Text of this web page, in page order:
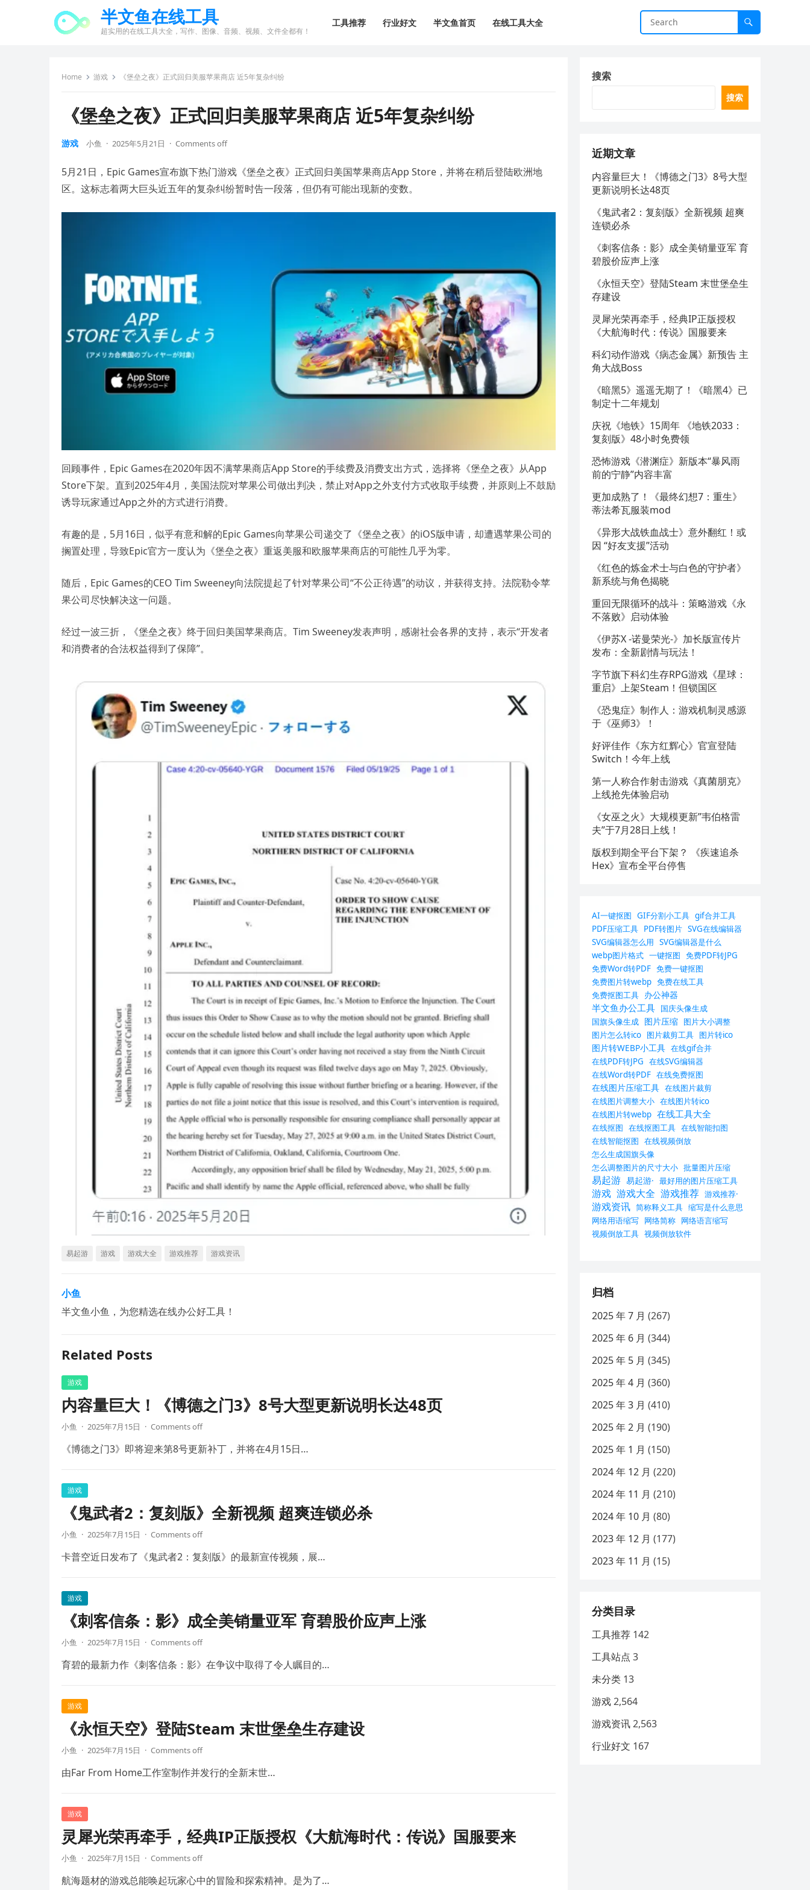
半文鱼在线工具
超实用的在线工具大全，写作、图像、音频、视频、文件全都有！
工具推荐 行业好文 半文鱼首页 在线工具大全
Home 游戏 《堡垒之夜》正式回归美服苹果商店 近5年复杂纠纷
《堡垒之夜》正式回归美服苹果商店 近5年复杂纠纷
游戏 小鱼 · 2025年5月21日 · Comments off
5月21日，Epic Games宣布旗下热门游戏《堡垒之夜》正式回归美国苹果商店App Store，并将在稍后登陆欧洲地
区。这标志着两大巨头近五年的复杂纠纷暂时告一段落，但仍有可能出现新的变数。
回顾事件，Epic Games在2020年因不满苹果商店App Store的手续费及消费支出方式，选择将《堡垒之夜》从App
Store下架。直到2025年4月，美国法院对苹果公司做出判决，禁止对App之外支付方式收取手续费，并原则上不鼓励
诱导玩家通过App之外的方式进行消费。
有趣的是，5月16日，似乎有意和解的Epic Games向苹果公司递交了《堡垒之夜》的iOS版申请，却遭遇苹果公司的
搁置处理，导致Epic官方一度认为《堡垒之夜》重返美服和欧服苹果商店的可能性几乎为零。
随后，Epic Games的CEO Tim Sweeney向法院提起了针对苹果公司“不公正待遇”的动议，并获得支持。法院勒令苹
果公司尽快解决这一问题。
经过一波三折，《堡垒之夜》终于回归美国苹果商店。Tim Sweeney发表声明，感谢社会各界的支持，表示“开发者
和消费者的合法权益得到了保障”。
易起游 游戏 游戏大全 游戏推荐 游戏资讯
小鱼
半文鱼小鱼，为您精选在线办公好工具！
Related Posts
游戏
内容量巨大！《博德之门3》8号大型更新说明长达48页
小鱼 · 2025年7月15日 · Comments off
《博德之门3》即将迎来第8号更新补丁，并将在4月15日…
游戏
《鬼武者2：复刻版》全新视频 超爽连锁必杀
小鱼 · 2025年7月15日 · Comments off
卡普空近日发布了《鬼武者2：复刻版》的最新宣传视频，展…
游戏
《刺客信条：影》成全美销量亚军 育碧股价应声上涨
小鱼 · 2025年7月15日 · Comments off
育碧的最新力作《刺客信条：影》在争议中取得了令人瞩目的…
游戏
《永恒天空》登陆Steam 末世堡垒生存建设
小鱼 · 2025年7月15日 · Comments off
由Far From Home工作室制作并发行的全新末世…
游戏
灵犀光荣再牵手，经典IP正版授权《大航海时代：传说》国服要来
小鱼 · 2025年7月15日 · Comments off
航海题材的游戏总能唤起玩家心中的冒险和探索精神。是为了…
搜索
搜索
近期文章
内容量巨大！《博德之门3》8号大型
更新说明长达48页
《鬼武者2：复刻版》全新视频 超爽
连锁必杀
《刺客信条：影》成全美销量亚军 育
碧股价应声上涨
《永恒天空》登陆Steam 末世堡垒生
存建设
灵犀光荣再牵手，经典IP正版授权
《大航海时代：传说》国服要来
科幻动作游戏《病态金属》新预告 主
角大战Boss
《暗黑5》遥遥无期了！《暗黑4》已
制定十二年规划
庆祝《地铁》15周年 《地铁2033：
复刻版》48小时免费领
恐怖游戏《潜渊症》新版本“暴风雨
前的宁静”内容丰富
更加成熟了！《最终幻想7：重生》
蒂法希瓦服装mod
《异形大战铁血战士》意外翻红！或
因 “好友支援”活动
《红色的炼金术士与白色的守护者》
新系统与角色揭晓
重回无限循环的战斗：策略游戏《永
不落败》启动体验
《伊苏X -诺曼荣光-》加长版宣传片
发布：全新剧情与玩法！
字节旗下科幻生存RPG游戏《星球：
重启》上架Steam！但锁国区
《恐鬼症》制作人：游戏机制灵感源
于《巫师3》！
好评佳作《东方红辉心》官宣登陆
Switch！今年上线
第一人称合作射击游戏《真菌朋克》
上线抢先体验启动
《女巫之火》大规模更新”韦伯格雷
夫”于7月28日上线！
版权到期全平台下架？ 《疾速追杀
Hex》宣布全平台停售
AI一键抠图 GIF分割小工具 gif合并工具
PDF压缩工具 PDF转图片 SVG在线编辑器
SVG编辑器怎么用 SVG编辑器是什么
webp图片格式 一键抠图 免费PDF转JPG
免费Word转PDF 免费一键抠图
免费图片转webp 免费在线工具
免费抠图工具 办公神器
半文鱼办公工具 国庆头像生成
国旗头像生成 图片压缩 图片大小调整
图片怎么转ico 图片裁剪工具 图片转ico
图片转WEBP小工具 在线gif合并
在线PDF转JPG 在线SVG编辑器
在线Word转PDF 在线免费抠图
在线图片压缩工具 在线图片裁剪
在线图片调整大小 在线图片转ico
在线图片转webp 在线工具大全
在线抠图 在线抠图工具 在线智能扣图
在线智能抠图 在线视频倒放
怎么生成国旗头像
怎么调整图片的尺寸大小 批量图片压缩
易起游 易起游· 最好用的图片压缩工具
游戏 游戏大全 游戏推荐 游戏推荐·
游戏资讯 简称释义工具 缩写是什么意思
网络用语缩写 网络简称 网络语言缩写
视频倒放工具 视频倒放软件
归档
2025 年 7 月 (267)
2025 年 6 月 (344)
2025 年 5 月 (345)
2025 年 4 月 (360)
2025 年 3 月 (410)
2025 年 2 月 (190)
2025 年 1 月 (150)
2024 年 12 月 (220)
2024 年 11 月 (210)
2024 年 10 月 (80)
2023 年 12 月 (177)
2023 年 11 月 (15)
分类目录
工具推荐 142
工具站点 3
未分类 13
游戏2,564
游戏资讯2,563
行业好文 167